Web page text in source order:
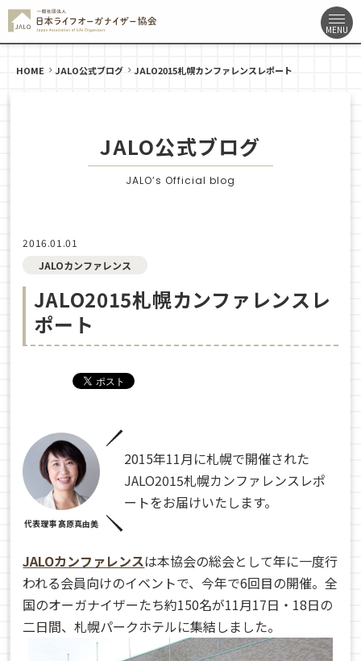
HOME JALO公式ブログ JALO2015札幌カンファレンスレポート
JALO公式ブログ
JALO’s Official blog
2016.01.01
JALOカンファレンス
JALO2015札幌カンファレンスレ
ポート
代表理事 髙原真由美
2015年11月に札幌で開催された
JALO2015札幌カンファレンスレポ
ートをお届けいたします。
JALOカンファレンスは本協会の総会として年に一度行
われる会員向けのイベントで、今年で6回目の開催。全
国のオーガナイザーたち約150名が11月17日・18日の
二日間、札幌パークホテルに集結しました。